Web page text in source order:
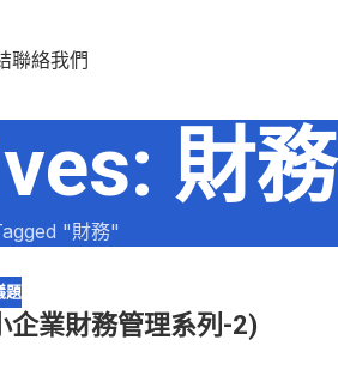
聯絡我們
財務
"財務"
題
企業財務管理系列-2)